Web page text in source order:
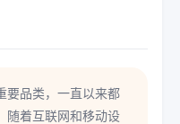
要品类，一直以来都
随着互联网和移动设